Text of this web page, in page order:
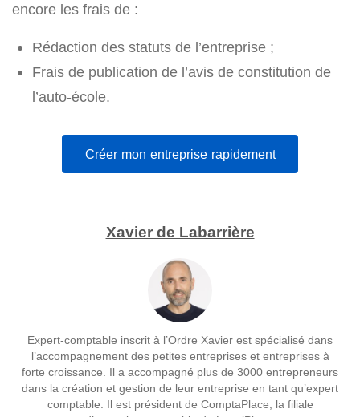
encore les frais de :
Rédaction des statuts de l’entreprise ;
Frais de publication de l’avis de constitution de
l’auto-école.
Créer mon entreprise rapidement
Xavier de Labarrière
Expert-comptable inscrit à l’Ordre Xavier est spécialisé dans
l’accompagnement des petites entreprises et entreprises à
forte croissance. Il a accompagné plus de 3000 entrepreneurs
dans la création et gestion de leur entreprise en tant qu’expert
comptable. Il est président de ComptaPlace, la filiale